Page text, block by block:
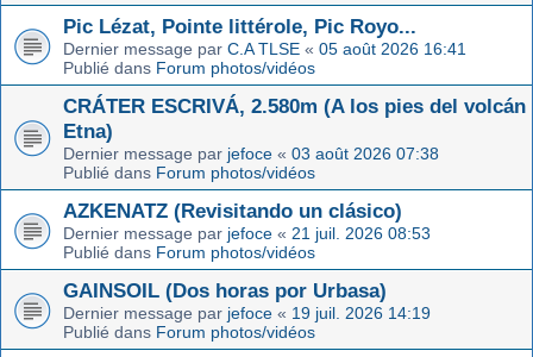
Pic Lézat, Pointe littérole, Pic Royo...
Dernier message par C.A TLSE « 05 août 2026 16:41
Publié dans Forum photos/vidéos
CRÁTER ESCRIVÁ, 2.580m (A los pies del volcán
Etna)
Dernier message par jefoce « 03 août 2026 07:38
Publié dans Forum photos/vidéos
AZKENATZ (Revisitando un clásico)
Dernier message par jefoce « 21 juil. 2026 08:53
Publié dans Forum photos/vidéos
GAINSOIL (Dos horas por Urbasa)
Dernier message par jefoce « 19 juil. 2026 14:19
Publié dans Forum photos/vidéos